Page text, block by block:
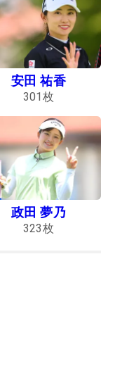
安田 祐香
301 枚
政田 夢乃
323枚